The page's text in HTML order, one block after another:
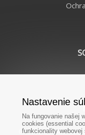
Chcete od nás
Nastavenie
Na fungovanie našej
cookies (essential
funkcionality